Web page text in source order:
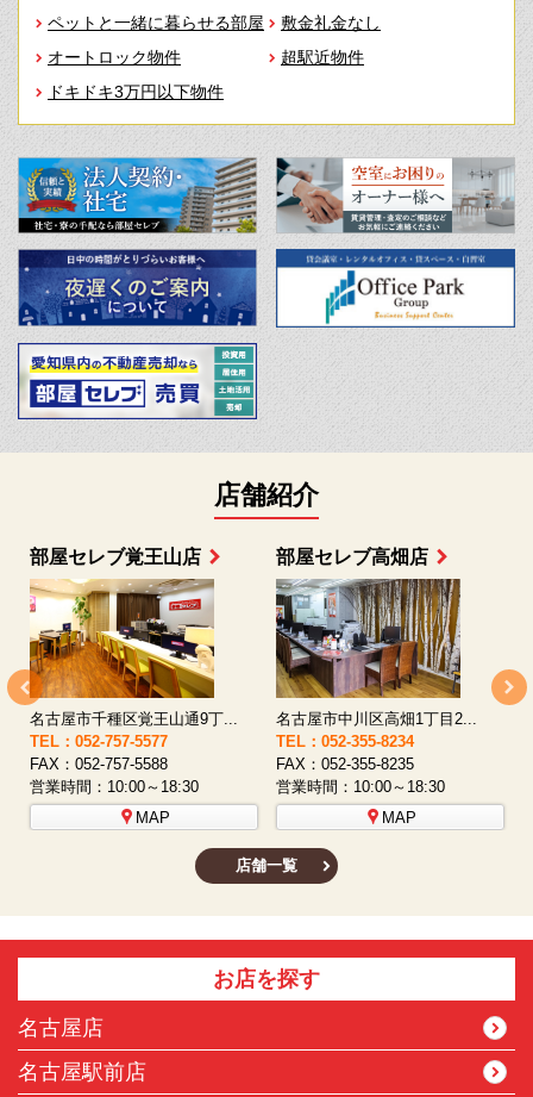
ペットと一緒に暮らせる部屋
敷金礼金なし
オートロック物件
超駅近物件
ドキドキ3万円以下物件
店舗紹介
部屋セレブ上小田井店
名古屋市西区八筋町277 ...
TEL：052-508-5933
FAX：052-508-5930
営業時間：10:00～18:30
MAP
部屋セレブ中村店
名古屋市中村区太閤通9-1...
TEL：052-481-0853
FAX：052-481-3587
営業時間：10:00～18:30
MAP
店舗一覧
お店を探す
名古屋店
名古屋駅前店